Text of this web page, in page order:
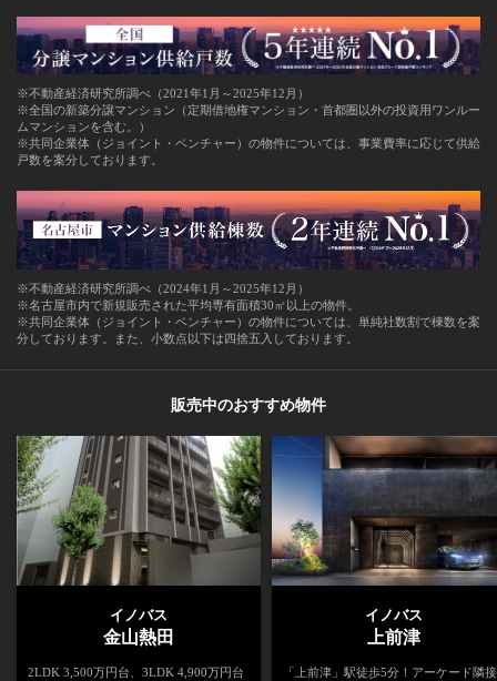
※不動産経済研究所調べ（2021年1月～2025年12月）
※全国の新築分譲マンション（定期借地権マンション・首都圏以外の投資用ワンルー
ムマンションを含む。）
※共同企業体（ジョイント・ベンチャー）の物件については、事業費率に応じて供給
戸数を案分しております。
※不動産経済研究所調べ（2024年1月～2025年12月）
※名古屋市内で新規販売された平均専有面積30㎡以上の物件。
※共同企業体（ジョイント・ベンチャー）の物件については、単純社数割で棟数を案
分しております。また、小数点以下は四捨五入しております。
販売中のおすすめ物件
イノバス
金山熱田
2LDK 3,500万円台、3LDK 4,900万円台
イノバス
上前津
「上前津」駅徒歩5分！アーケード隣接